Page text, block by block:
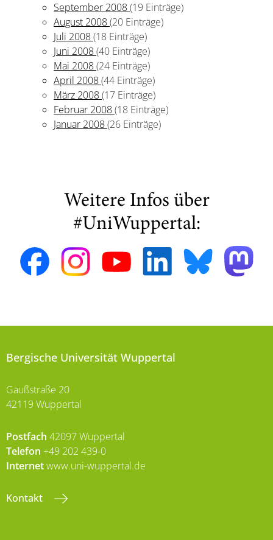
September 2008(19 Einträge)
August 2008(20 Einträge)
Juli 2008(18 Einträge)
Juni 2008(40 Einträge)
Mai 2008(24 Einträge)
April 2008(44 Einträge)
März 2008(17 Einträge)
Februar 2008(18 Einträge)
Januar 2008(26 Einträge)
Weitere Infos über
#UniWuppertal:
Bergische Universität Wuppertal
Gaußstraße 20
42119 Wuppertal
Postfach 42097 Wuppertal
Telefon +49 202 439-0
Internetwww.uni-wuppertal.de
Kontakt